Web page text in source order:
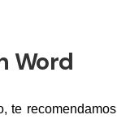
Word
te recomendamos